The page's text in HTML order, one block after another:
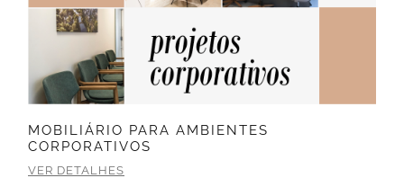
MOBILIÁRIO PARA AMBIENTES
CORPORATIVOS
VER DETALHES